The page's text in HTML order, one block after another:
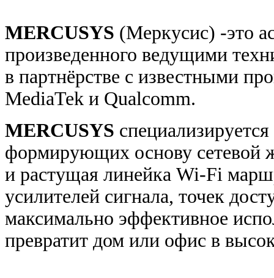
MERCUSYS (Меркусис) -это
произведенного ведущими
в партнёрстве с известными
MediaTek и Qualcomm.
MERCUSYS
формирующих основу сетевой
и растущая линейка Wi-Fi
усилителей сигнала, точек
максимально эффективное
превратит дом или офис в